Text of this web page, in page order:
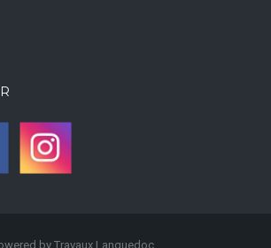
by Travaux Languedoc